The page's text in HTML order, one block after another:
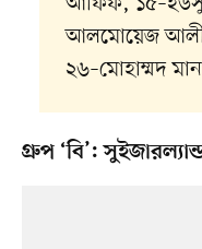
আলমোয়েজ আলী,
২৬–মোহাম্মদ
গ্রুপ ‘বি’: